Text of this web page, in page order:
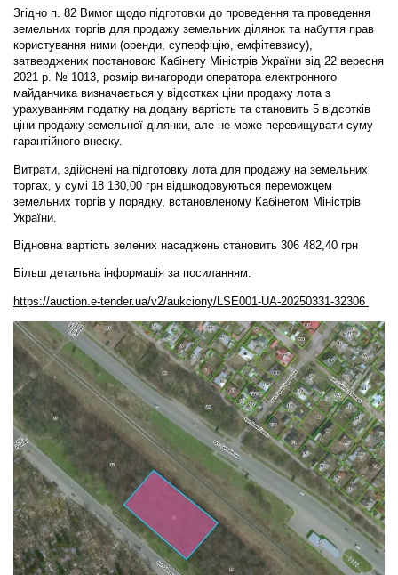
Згідно п. 82 Вимог щодо підготовки до проведення та проведення
земельних торгів для продажу земельних ділянок та набуття прав
користування ними (оренди, суперфіцію, емфітевзису),
затверджених постановою Кабінету Міністрів України від 22 вересня
2021 р. № 1013, розмір винагороди оператора електронного
майданчика визначається у відсотках ціни продажу лота з
урахуванням податку на додану вартість та становить 5 відсотків
ціни продажу земельної ділянки, але не може перевищувати суму
гарантійного внеску.
Витрати, здійснені на підготовку лота для продажу на земельних
торгах, у сумі 18 130,00 грн відшкодовуються переможцем
земельних торгів у порядку, встановленому Кабінетом Міністрів
України.
Відновна вартість зелених насаджень становить 306 482,40 грн
Більш детальна інформація за посиланням:
https://auction.e-tender.ua/v2/aukciony/LSE001-UA-20250331-32306